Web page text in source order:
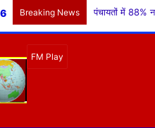
Breaking News